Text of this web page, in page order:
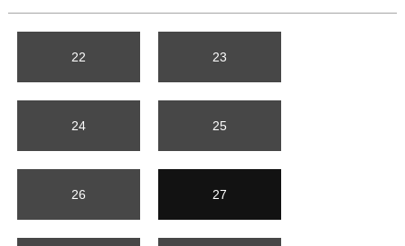
22 23
24 25
26 27